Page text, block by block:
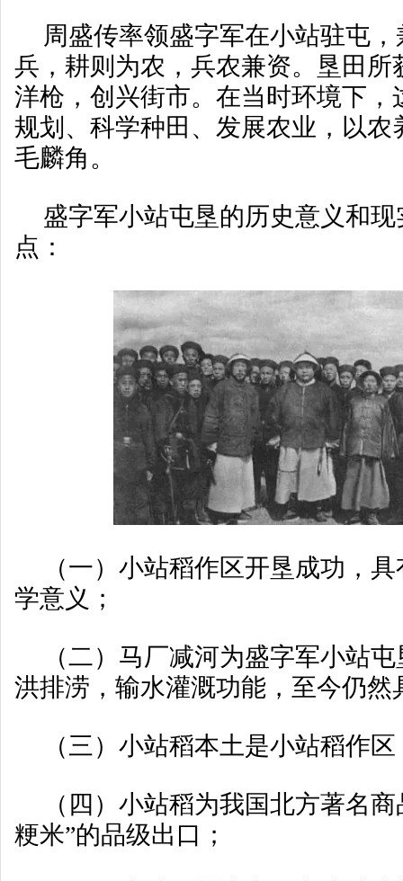
周盛传率领盛字军在小站驻屯
兵，耕则为农，兵农兼资。垦田所
洋枪，创兴街市。在当时环境下，
规划、科学种田、发展农业，以农
毛麟角。
盛字军小站屯垦的历史意义和
点：
（一）小站稻作区开垦成功，
学意义；
（二）马厂减河为盛字军小站
洪排涝，输水灌溉功能，至今仍然
（三）小站稻本土是小站稻作区
（四）小站稻为我国北方著名
粳米”的品级出口；